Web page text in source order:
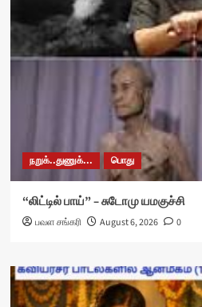
நறுக்..துணுக்... பொது
“லிட்டில் பாய்” – சுடோமு யமகுச்சி
பவள சங்கரி August 6, 2026 0